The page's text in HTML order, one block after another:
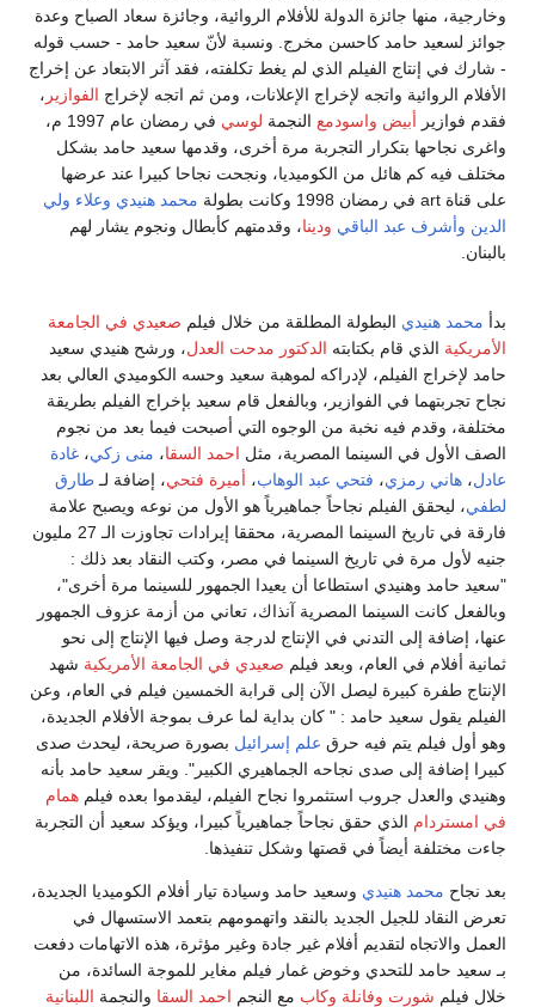
وخارجية، منها جائزة الدولة للأفلام الروائية، وجائزة سعاد الصباح وعدة
جوائز لسعيد حامد كاحسن مخرج. ونسبة لأنّ سعيد حامد - حسب قوله
- شارك في إنتاج الفيلم الذي لم يغط تكلفته، فقد آثر الابتعاد عن إخراج
الأفلام الروائية واتجه لإخراج الإعلانات، ومن ثم اتجه لإخراج الفوازير ،
فقدم فوازير أبيض واسودمع النجمة لوسي
في رمضان عام 1997 م،
واغرى نجاحها بتكرار التجربة مرة أخرى، وقدمها سعيد حامد بشكل
مختلف فيه كم هائل من الكوميديا، ونجحت نجاحا كبيرا عند عرضها
على قناة art في رمضان 1998 وكانت بطولة
محمد هنيدي وعلاء ولي
الدين وأشرف عبد الباقي ودينا، وقدمتهم كأبطال ونجوم يشار لهم
بالبنان.
بدأ محمد هنيدي البطولة المطلقة من خلال فيلم صعيدي في الجامعة
الأمريكية الذي قام بكتابته الدكتور مدحت العدل، ورشح هنيدي سعيد
حامد لإخراج الفيلم، لإدراكه لموهبة سعيد وحسه الكوميدي العالي بعد
نجاح تجربتهما في الفوازير، وبالفعل قام سعيد بإخراج الفيلم بطريقة
مختلفة، وقدم فيه نخبة من الوجوه التي أصبحت فيما بعد من نجوم
الصف الأول في السينما المصرية، مثل احمد السقا، منى زكي، غادة
عادل، هاني رمزي، فتحي عبد الوهاب، أميرة فتحي، إضافة لـ طارق
لطفي، ليحقق الفيلم نجاحاً جماهيرياً هو الأول من نوعه ويصبح علامة
فارقة في تاريخ السينما المصرية، محققا إيرادات تجاوزت الـ 27 مليون
جنيه لأول مرة في تاريخ السينما في مصر، وكتب النقاد بعد ذلك :
"سعيد حامد وهنيدي استطاعا أن يعيدا الجمهور للسينما مرة أخرى"،
وبالفعل كانت السينما المصرية آنذاك، تعاني من أزمة عزوف الجمهور
عنها، إضافة إلى التدني في الإنتاج لدرجة وصل فيها الإنتاج إلى نحو
ثمانية أفلام في العام، وبعد فيلم صعيدي في الجامعة الأمريكية شهد
الإنتاج طفرة كبيرة ليصل الآن إلى قرابة الخمسين فيلم في العام، وعن
الفيلم يقول سعيد حامد : " كان بداية لما عرف بموجة الأفلام الجديدة،
وهو أول فيلم يتم فيه حرق علم إسرائيل بصورة صريحة، ليحدث صدى
كبيرا إضافة إلى صدى نجاحه الجماهيري الكبير". ويقر سعيد حامد بأنه
وهنيدي والعدل جروب استثمروا نجاح الفيلم، ليقدموا بعده فيلم همام
في امستردام الذي حقق نجاحاً جماهيرياً كبيرا، ويؤكد سعيد أن التجربة
جاءت مختلفة أيضاً في قصتها وشكل تنفيذها.
بعد نجاح محمد هنيدي وسعيد حامد وسيادة تيار أفلام الكوميديا الجديدة،
تعرض النقاد للجيل الجديد بالنقد واتهمومهم بتعمد الاستسهال في
العمل والاتجاه لتقديم أفلام غير جادة وغير مؤثرة، هذه الاتهامات دفعت
بـ سعيد حامد للتحدي وخوض غمار فيلم مغاير للموجة السائدة، من
خلال فيلم شورت وفانلة وكاب مع النجم احمد السقا والنجمة اللبنانية